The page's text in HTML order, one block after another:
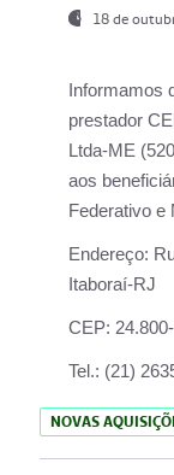
18 de
Informamos
prestador
Ltda-ME
aos
Federativo e
Endereço:
Itaboraí-RJ
CEP:
Tel.: (21)
NOVAS